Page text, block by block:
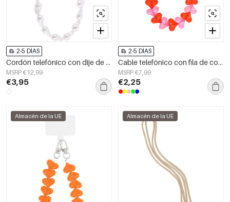
2-5 DÍAS
Cordón telefónico con dije de perla
MSRP €12,99
€3,95
2-5 DÍAS
Cable telefónico con fila de corazones
MSRP €7,99
€2,25
Almacén de la UE Almacén de la UE